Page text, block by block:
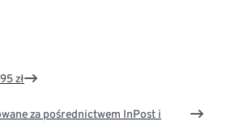
zł
za pośrednictwem InPost i